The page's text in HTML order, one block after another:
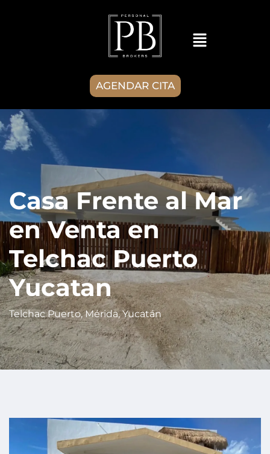
AGENDAR CITA
Casa Frente al Mar
en Venta en
Telchac Puerto
Yucatan
Telchac Puerto, Mérida, Yucatán